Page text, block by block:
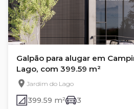
Galpão para alugar em
Lago, com 399.59 m²
Jardim do Lago
399.59 m² 3